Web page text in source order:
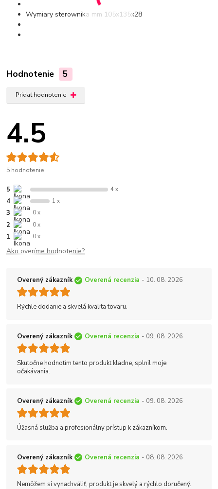
Wymiary sterownika mm 105x135x28
Hodnotenie 5
Pridať hodnotenie
4.5
5 hodnotenie
5 4 x
4 1 x
3 0 x
2 0 x
1 0 x
Ako overíme hodnotenie?
Overený zákazník Overená recenzia - 10. 08. 2026
Rýchle dodanie a skvelá kvalita tovaru.
Overený zákazník Overená recenzia - 09. 08. 2026
Skutočne hodnotím tento produkt kladne, splnil moje
očakávania.
Overený zákazník Overená recenzia - 09. 08. 2026
Úžasná služba a profesionálny prístup k zákazníkom.
Overený zákazník Overená recenzia - 08. 08. 2026
Nemôžem si vynachváliť, produkt je skvelý a rýchlo doručený.